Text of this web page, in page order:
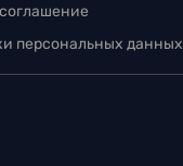
персональных данных